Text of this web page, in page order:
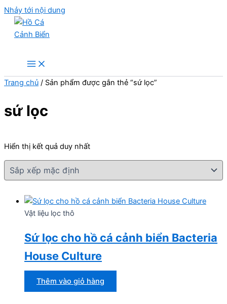
Nhảy tới nội dung
Trang chủ / Sản phẩm được gắn thẻ “sứ lọc”
sứ lọc
Hiển thị kết quả duy nhất
Vật liệu lọc thô
Sứ lọc cho hồ cá cảnh biển Bacteria
House Culture
Thêm vào giỏ hàng